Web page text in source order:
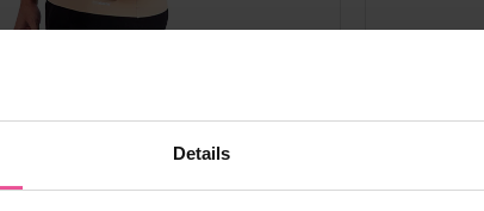
Details
Shape Men's Vest
Beige